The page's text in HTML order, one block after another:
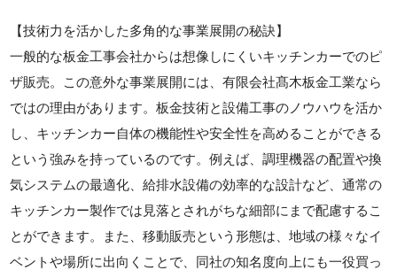
【技術力を活かした多角的な事業展開の秘訣】
一般的な板金工事会社からは想像しにくいキッチンカーでのピ
ザ販売。この意外な事業展開には、有限会社髙木板金工業なら
ではの理由があります。板金技術と設備工事のノウハウを活か
し、キッチンカー自体の機能性や安全性を高めることができる
という強みを持っているのです。例えば、調理機器の配置や換
気システムの最適化、給排水設備の効率的な設計など、通常の
キッチンカー製作では見落とされがちな細部にまで配慮するこ
とができます。また、移動販売という形態は、地域の様々なイ
ベントや場所に出向くことで、同社の知名度向上にも一役買っ